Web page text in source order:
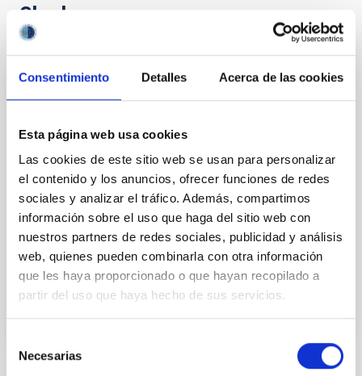
Consentimiento Detalles Acerca de las cookies
Esta página web usa cookies
Las cookies de este sitio web se usan para personalizar
el contenido y los anuncios, ofrecer funciones de redes
sociales y analizar el tráfico. Además, compartimos
información sobre el uso que haga del sitio web con
nuestros partners de redes sociales, publicidad y análisis
web, quienes pueden combinarla con otra información
que les haya proporcionado o que hayan recopilado a
partir del uso que haya hecho de sus servicios.
Necesarias
Charla
Starting of the XXXIV Canary Islands
Winter School "The Local Group as a
Website of the school:
https://meetings.iac.es/winterschool/2023/School
will take place at the IACtech.
IACTech
8 Nov 2023 - 08:00 Europe/London
Anteriores